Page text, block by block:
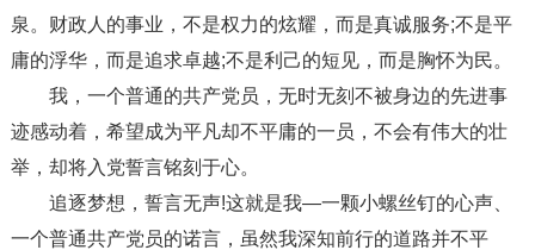
泉。财政人的事业，不是权力的炫耀，而是真诚服务;不是平
庸的浮华，而是追求卓越;不是利己的短见，而是胸怀为民。
我，一个普通的共产党员，无时无刻不被身边的先进事
迹感动着，希望成为平凡却不平庸的一员，不会有伟大的壮
举，却将入党誓言铭刻于心。
追逐梦想，誓言无声!这就是我—一颗小螺丝钉的心声、
一个普通共产党员的诺言，虽然我深知前行的道路并不平